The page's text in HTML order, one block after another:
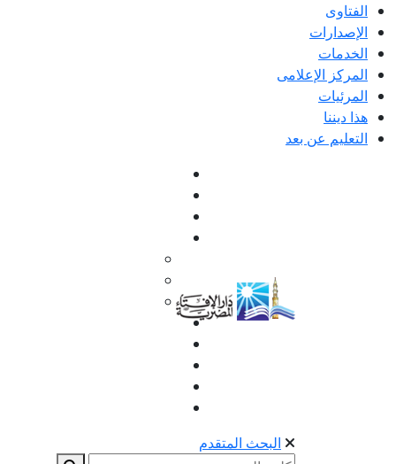
الفتاوى
الإصدارات
الخدمات
المركز الإعلامى
المرئيات
هذا ديننا
التعليم عن بعد
البحث المتقدم